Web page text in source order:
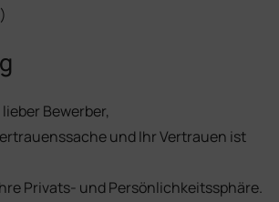
Bewerber,
und Ihr Vertrauen ist
Privats- und Persönlichkeitssphäre.